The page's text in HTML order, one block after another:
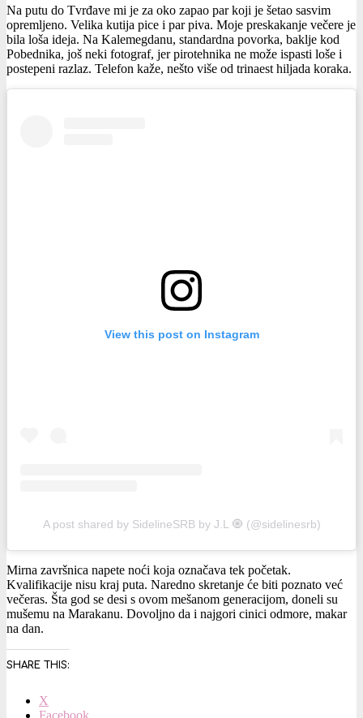
Na putu do Tvrđave mi je za oko zapao par koji je šetao sasvim
opremljeno. Velika kutija pice i par piva. Moje preskakanje večere je
bila loša ideja. Na Kalemegdanu, standardna povorka, baklje kod
Pobednika, još neki fotograf, jer pirotehnika ne može ispasti loše i
postepeni razlaz. Telefon kaže, nešto više od trinaest hiljada koraka.
View this post on Instagram
A post shared by SidelineSRB by J.L 🧿 (@sidelinesrb)
Mirna završnica napete noći koja označava tek početak.
Kvalifikacije nisu kraj puta. Naredno skretanje će biti poznato već
večeras. Šta god se desi s ovom mešanom generacijom, doneli su
mušemu na Marakanu. Dovoljno da i najgori cinici odmore, makar
na dan.
SHARE THIS:
X
Facebook